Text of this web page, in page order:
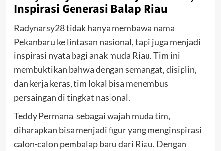
Inspirasi Generasi Balap Riau
Radynarsy28 tidak hanya membawa nama
Pekanbaru ke lintasan nasional, tapi juga menjadi
inspirasi nyata bagi anak muda Riau. Tim ini
membuktikan bahwa dengan semangat, disiplin,
dan kerja keras, tim lokal bisa menembus
persaingan di tingkat nasional.
Teddy Permana, sebagai wajah muda tim,
diharapkan bisa menjadi figur yang menginspirasi
calon-calon pembalap baru dari Riau. Dengan